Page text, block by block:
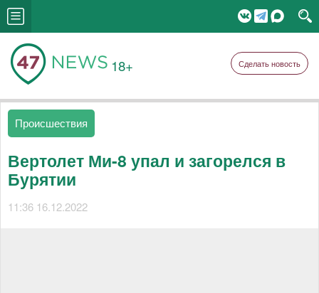
18+ Сделать новость
Происшествия
Вертолет Ми-8 упал и загорелся в
Бурятии
11:36 16.12.2022